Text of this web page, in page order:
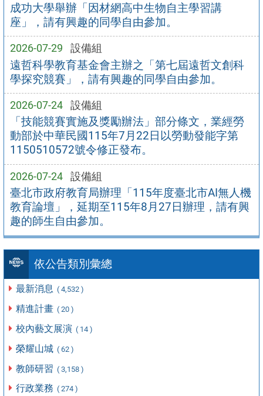
成功大學舉辦「因材網高中生物自主學習講
座」，請有興趣的同學自由參加。
2026-07-29 設備組
遠哲科學教育基金會主辦之「第七屆遠哲文創科
學探究競賽」，請有興趣的同學自由參加。
2026-07-24 設備組
「技能競賽實施及獎勵辦法」部分條文，業經勞
動部於中華民國115年7月22日以勞動發能字第
1150510572號令修正發布。
2026-07-24 設備組
臺北市政府教育局辦理「115年度臺北市AI無人機
教育論壇」，延期至115年8月27日辦理，請有興
趣的師生自由參加。
依公告類別彙總
最新消息 ( 4,532 )
精進計畫 ( 20 )
校內藝文展演 ( 14 )
榮耀山城 ( 62 )
教師研習 ( 3,158 )
行政業務 ( 274 )